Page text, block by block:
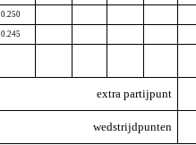
0.250
0.245
extra partijpunt
wedstrijdpunten